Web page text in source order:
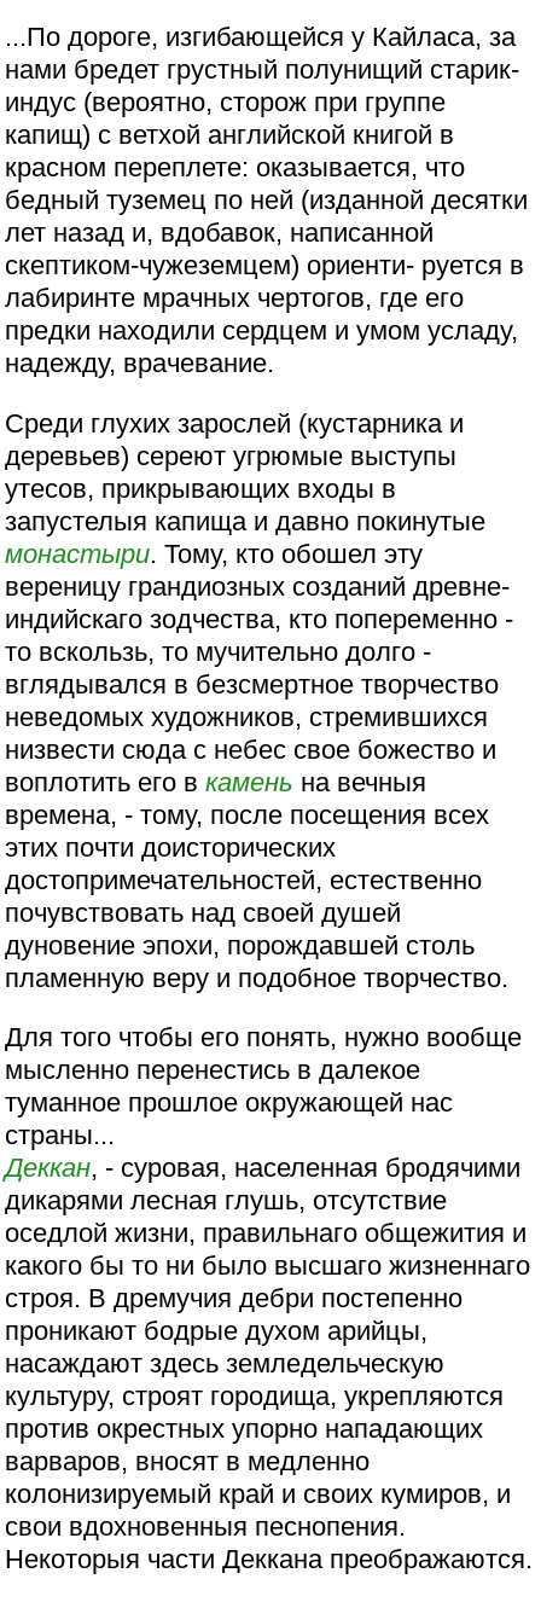
...По дороге, изгибающейся у Кайласа, за
нами бредет грустный полунищий старик-
индус (вероятно, сторож при группе
капищ) с ветхой английской книгой в
красном переплете: оказывается, что
бедный туземец по ней (изданной десятки
лет назад и, вдобавок, написанной
скептиком-чужеземцем) ориенти- руется в
лабиринте мрачных чертогов, где его
предки находили сердцем и умом усладу,
надежду, врачевание.
Среди глухих зарослей (кустарника и
деревьев) сереют угрюмые выступы
утесов, прикрывающих входы в
запустелыя капища и давно покинутые
монастыри. Тому, кто обошел эту
вереницу грандиозных созданий древне-
индийскаго зодчества, кто попеременно -
то вскользь, то мучительно долго -
вглядывался в безсмертное творчество
неведомых художников, стремившихся
низвести сюда с небес свое божество и
воплотить его вкамень на вечныя
времена, - тому, после посещения всех
этих почти доисторических
достопримечательностей, естественно
почувствовать над своей душей
дуновение эпохи, порождавшей столь
пламенную веру и подобное творчество.
Для того чтобы его понять, нужно вообще
мысленно перенестись в далекое
туманное прошлое окружающей нас
страны...
Деккан, - суровая, населенная бродячими
дикарями лесная глушь, отсутствие
оседлой жизни, правильнаго общежития и
какого бы то ни было высшаго жизненнаго
строя. В дремучия дебри постепенно
проникают бодрые духом арийцы,
насаждают здесь земледельческую
культуру, строят городища, укрепляются
против окрестных упорно нападающих
варваров, вносят в медленно
колонизируемый край и своих кумиров, и
свои вдохновенныя песнопения.
Некоторыя части Деккана преображаются.